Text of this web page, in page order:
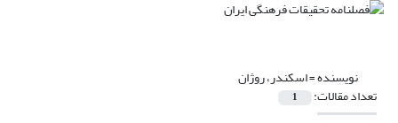
نویسنده =اسکندر، روژان
تعداد مقالات: 1